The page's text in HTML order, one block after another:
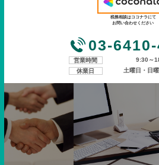
税務相談はココナラにて
お問い合わせください
03-
営業時間
9:30～
休業日
土曜日・日